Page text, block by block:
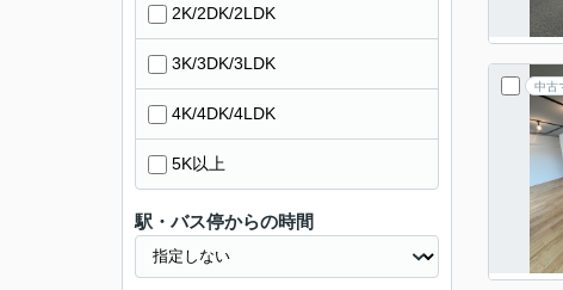
中古
2K/2DK/2LDK
3K/3DK/3LDK
4K/4DK/4LDK
5K以上
駅・バス停からの時間